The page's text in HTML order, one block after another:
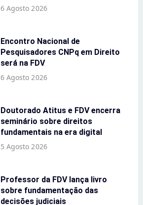
6 Agosto 2026
Encontro Nacional de
Pesquisadores CNPq em Direito
será na FDV
6 Agosto 2026
Doutorado Atitus e FDV encerra
seminário sobre direitos
fundamentais na era digital
5 Agosto 2026
Professor da FDV lança livro
sobre fundamentação das
decisões judiciais